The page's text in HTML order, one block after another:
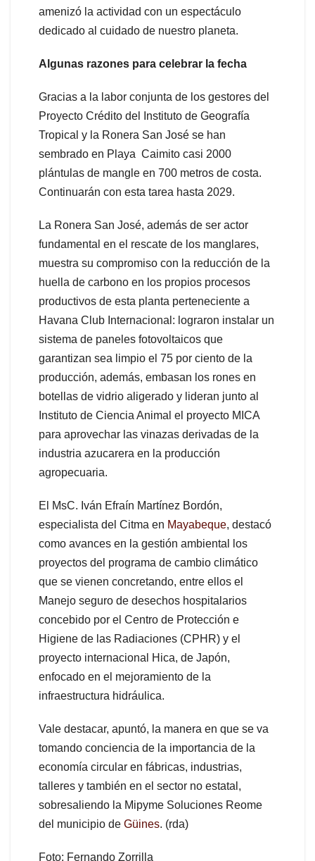
amenizó la actividad con un espectáculo
dedicado al cuidado de nuestro planeta.
Algunas razones para celebrar la fecha
Gracias a la labor conjunta de los gestores del
Proyecto Crédito del Instituto de Geografía
Tropical y la Ronera San José se han
sembrado en Playa Caimito casi 2000
plántulas de mangle en 700 metros de costa.
Continuarán con esta tarea hasta 2029.
La Ronera San José, además de ser actor
fundamental en el rescate de los manglares,
muestra su compromiso con la reducción de la
huella de carbono en los propios procesos
productivos de esta planta perteneciente a
Havana Club Internacional: lograron instalar un
sistema de paneles fotovoltaicos que
garantizan sea limpio el 75 por ciento de la
producción, además, embasan los rones en
botellas de vidrio aligerado y lideran junto al
Instituto de Ciencia Animal el proyecto MICA
para aprovechar las vinazas derivadas de la
industria azucarera en la producción
agropecuaria.
El MsC. Iván Efraín Martínez Bordón,
especialista del Citma en Mayabeque, destacó
como avances en la gestión ambiental los
proyectos del programa de cambio climático
que se vienen concretando, entre ellos el
Manejo seguro de desechos hospitalarios
concebido por el Centro de Protección e
Higiene de las Radiaciones (CPHR) y el
proyecto internacional Hica, de Japón,
enfocado en el mejoramiento de la
infraestructura hidráulica.
Vale destacar, apuntó, la manera en que se va
tomando conciencia de la importancia de la
economía circular en fábricas, industrias,
talleres y también en el sector no estatal,
sobresaliendo la Mipyme Soluciones Reome
del municipio de Güines. (rda)
Foto: Fernando Zorrilla